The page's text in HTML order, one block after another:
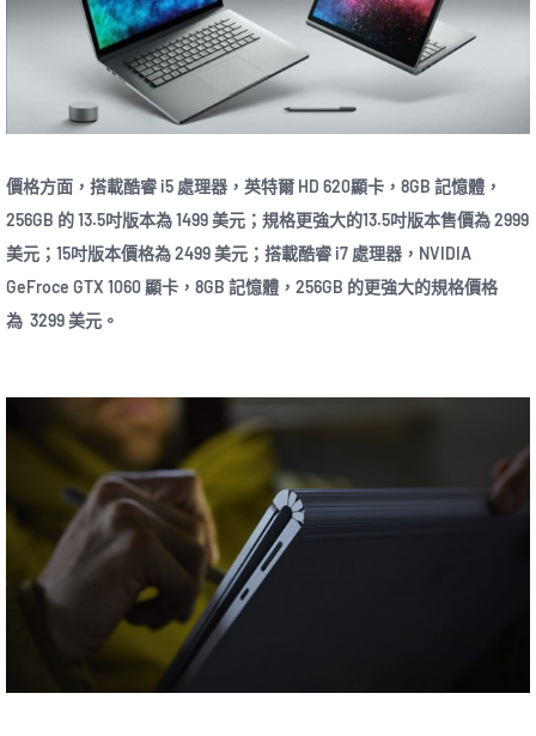
價格方面，搭載酷睿 i5 處理器，英特爾 HD 620顯卡，8GB 記憶體，
256GB 的 13.5吋版本為 1499 美元；規格更強大的13.5吋版本售價為 2999
美元；15吋版本價格為 2499 美元；搭載酷睿 i7 處理器，NVIDIA
GeFroce GTX 1060 顯卡，8GB 記憶體，256GB 的更強大的規格價格
為 3299 美元。